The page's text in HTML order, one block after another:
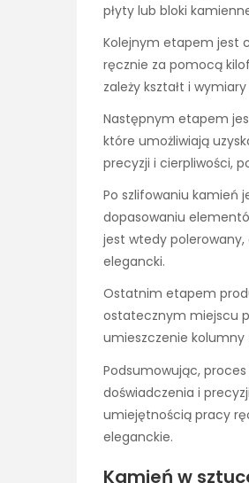
płyty lub bloki
Kolejnym etapem jest
ręcznie za pomocą
zależy kształt i
Następnym etapem
które umożliwiają
precyzji i cierpliwości,
Po szlifowaniu kamień
dopasowaniu
jest wtedy polerowany,
elegancki.
Ostatnim etapem
ostatecznym miejscu
umieszczenie kolumny
Podsumowując,
doświadczenia i
umiejętnością pracy
eleganckie.
Kamień w